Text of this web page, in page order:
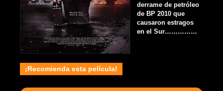
derrame de petróleo
de BP 2010 que
causaron estragos
en el Sur……………
¡Recomienda esta película!